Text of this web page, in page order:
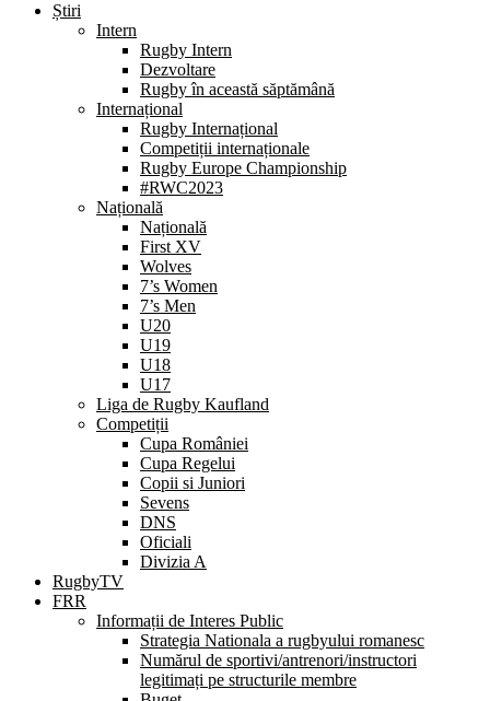
Știri
Intern
Rugby Intern
Dezvoltare
Rugby în această săptămână
Internațional
Rugby Internațional
Competiții internaționale
Rugby Europe Championship
#RWC2023
Națională
Națională
First XV
Wolves
7’s Women
7’s Men
U20
U19
U18
U17
Liga de Rugby Kaufland
Competiții
Cupa României
Cupa Regelui
Copii si Juniori
Sevens
DNS
Oficiali
Divizia A
RugbyTV
FRR
Informații de Interes Public
Strategia Nationala a rugbyului romanesc
Numărul de sportivi/antrenori/instructori
legitimați pe structurile membre